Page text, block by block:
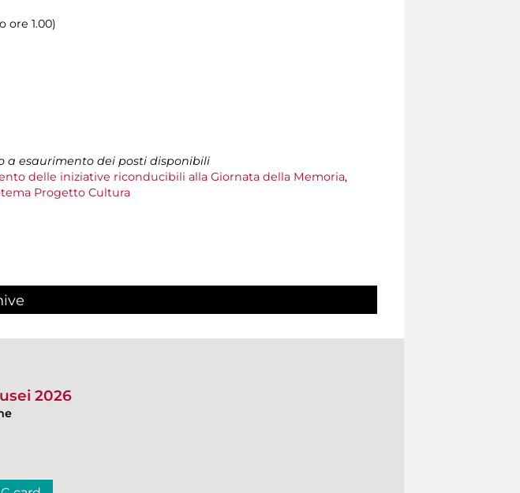
ore 1.00)
a esaurimento dei posti disponibili
delle iniziative riconducibili alla Giornata della Memoria,
Progetto Cultura
2026